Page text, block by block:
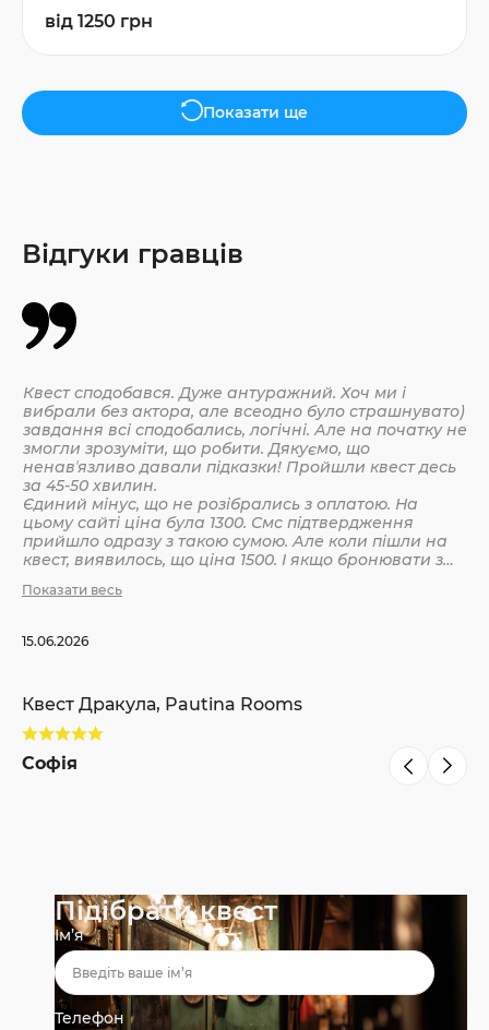
від 1250 грн
Показати ще
Відгуки гравців
Квест сподобався. Дуже антуражний. Хоч ми і
вибрали без актора, але всеодно було страшнувато)
завдання всі сподобались, логічні. Але на початку не
змогли зрозуміти, що робити. Дякуємо, що
ненавʼязливо давали підказки! Пройшли квест десь
за 45-50 хвилин.
Єдиний мінус, що не розібрались з оплатою. На
цьому сайті ціна була 1300. Смс підтвердження
прийшло одразу з такою сумою. Але коли пішли на
квест, виявилось, що ціна 1500. І якщо бронювати з
невелика, але всеодно уточнюйте при бронюванні
Показати весь
15.06.2026
Квест Дракула, Pautina Rooms
Софія
Підібрати квест
Ім’я
Телефон